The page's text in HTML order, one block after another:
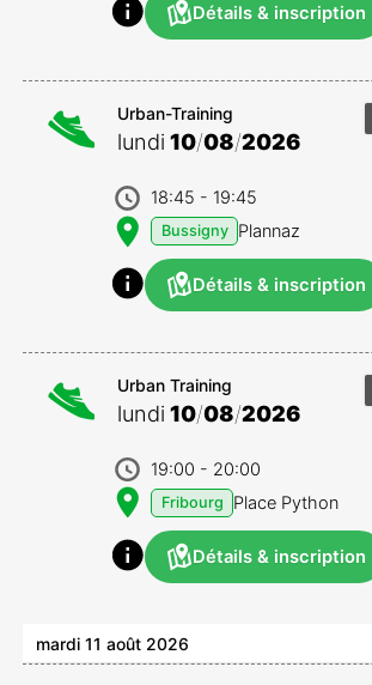
Détails & inscription
Urban-Training
lundi 10/08/2026
18:45 - 19:45
Bussigny Plannaz
Détails & inscription
Urban Training
lundi 10/08/2026
19:00 - 20:00
Fribourg Place Python
Détails & inscription
mardi 11 août 2026